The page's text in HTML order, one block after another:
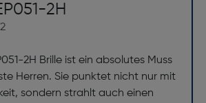
2H
2H Brille ist ein absolutes Muss
Herren. Sie punktet nicht nur mit
sondern strahlt auch einen